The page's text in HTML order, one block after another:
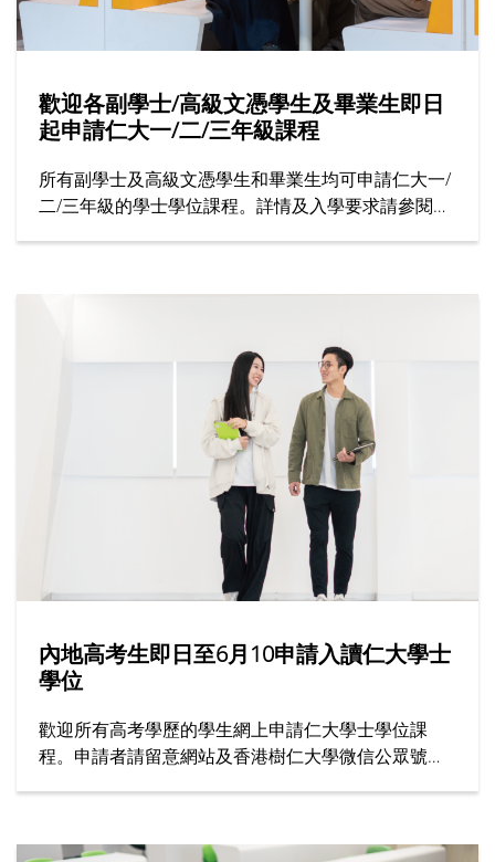
歡迎各副學士/高級文憑學生及畢業生即日
起申請仁大一/二/三年級課程
所有副學士及高級文憑學生和畢業生均可申請仁大一/
二/三年級的學士學位課程。詳情及入學要求請參閱招
內地高考生即日至6月10申請入讀仁大學士
學位
歡迎所有高考學歷的學生網上申請仁大學士學位課
程。申請者請留意網站及香港樹仁大學微信公眾號上